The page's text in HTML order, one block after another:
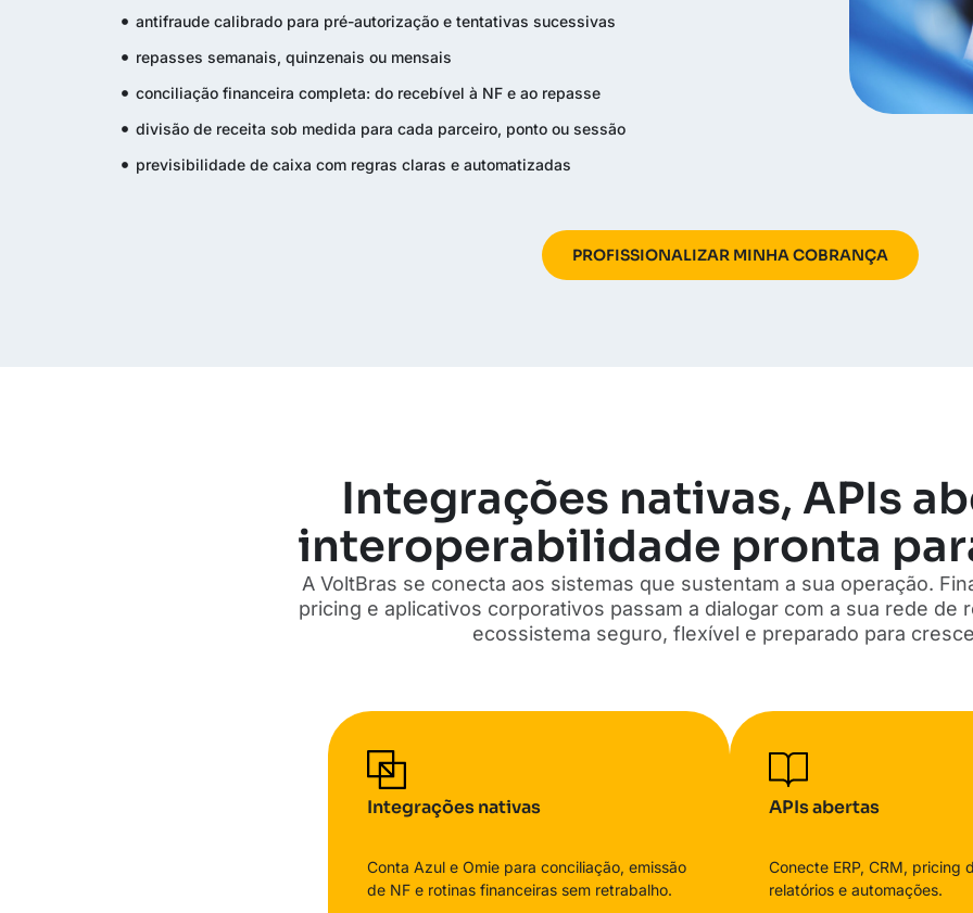
antifraude calibrado para pré-autorização e tentativas sucessivas
repasses semanais, quinzenais ou mensais
conciliação financeira completa: do recebível à NF e ao repasse
divisão de receita sob medida para cada parceiro, ponto ou sessão
previsibilidade de caixa com regras claras e automatizadas
PROFISSIONALIZAR MINHA COBRANÇA
Integrações nativas, APIs
interoperabilidade pronta
A VoltBras se conecta aos sistemas que sustentam a sua operação.
pricing e aplicativos corporativos passam a dialogar com a sua rede de
ecossistema seguro, flexível e preparado para
Integrações nativas
Conta Azul e Omie para conciliação, emissão
de NF e rotinas financeiras sem retrabalho.
APIs abertas
Conecte ERP, CRM, pricing
relatórios e automações.